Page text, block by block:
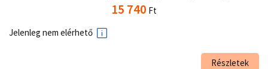
15 740 Ft
Jelenleg nem elérhető
Részletek